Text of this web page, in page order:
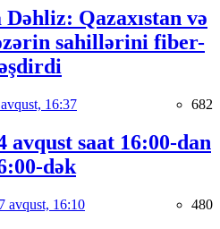
Qazaxıstan və
sahillərini fiber-
16:37 682
avqust saat 16:00-dan
dək
avqust, 16:10 480